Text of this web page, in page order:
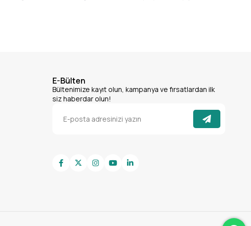
E-Bülten
Bültenimize kayıt olun, kampanya ve fırsatlardan ilk
siz haberdar olun!